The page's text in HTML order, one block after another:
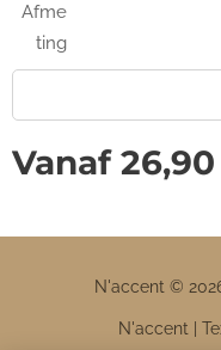
Afme
ting
Vanaf 26,90
N'accent ©
N'accent |